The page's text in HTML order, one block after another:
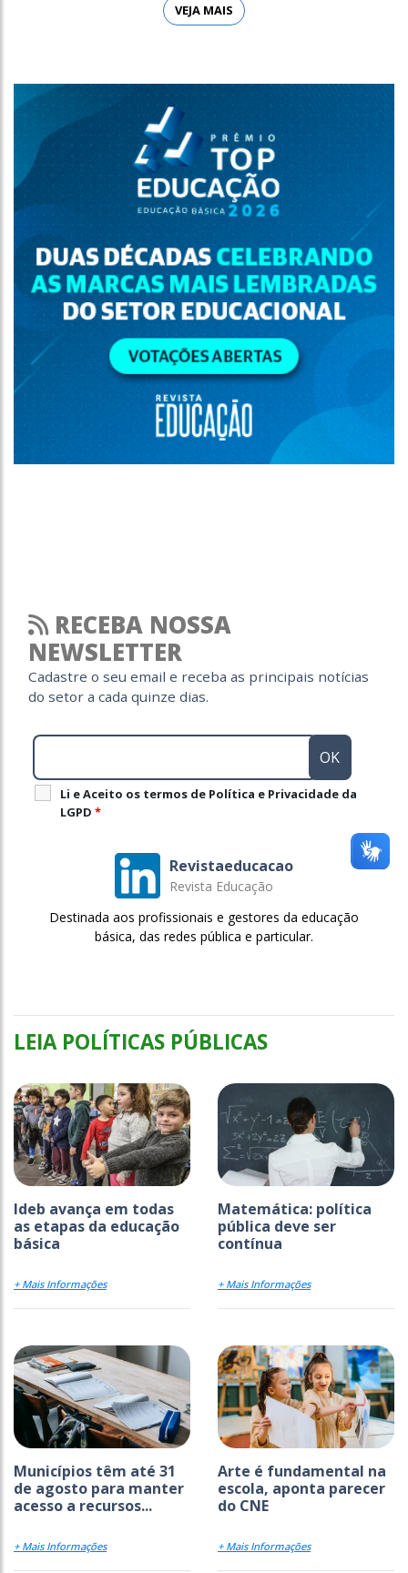
VEJA MAIS
RECEBA NOSSA
NEWSLETTER
Cadastre o seu email e receba as principais notícias
do setor a cada quinze dias.
Li e Aceito os termos de Política e Privacidade da
LGPD *
Revistaeducacao
Revista Educação
Destinada aos profissionais e gestores da educação
básica, das redes pública e particular.
LEIA POLÍTICAS PÚBLICAS
Ideb avança em todas
as etapas da educação
básica
+ Mais Informações
Matemática: política
pública deve ser
contínua
+ Mais Informações
Municípios têm até 31
de agosto para manter
acesso a recursos...
+ Mais Informações
Arte é fundamental na
escola, aponta parecer
do CNE
+ Mais Informações